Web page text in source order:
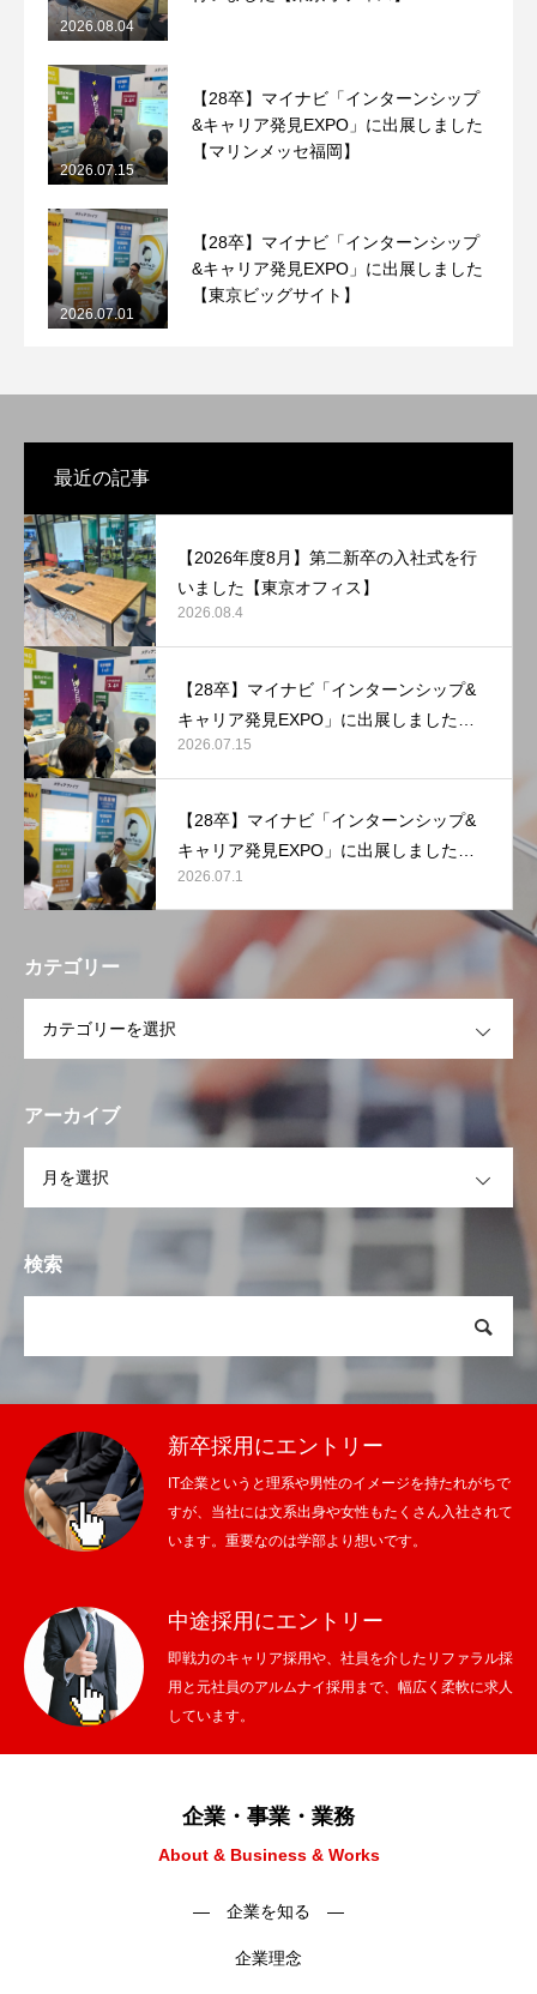
2026.08.04
【28卒】マイナビ「インターンシップ
&キャリア発見EXPO」に出展しました
【マリンメッセ福岡】
2026.07.15
【28卒】マイナビ「インターンシップ
&キャリア発見EXPO」に出展しました
【東京ビッグサイト】
2026.07.01
最近の記事
【2026年度8月】第二新卒の入社式を行
いました【東京オフィス】
2026.08.4
【28卒】マイナビ「インターンシップ&
キャリア発見EXPO」に出展しました
【マリンメッセ福岡】
2026.07.15
【28卒】マイナビ「インターンシップ&
キャリア発見EXPO」に出展しました
【東京ビッグサイト】
2026.07.1
カテゴリー
アーカイブ
検索
新卒採用にエントリー
IT企業というと理系や男性のイメージを持たれがちで
すが、当社には文系出身や女性もたくさん入社されて
います。重要なのは学部より想いです。
中途採用にエントリー
即戦力のキャリア採用や、社員を介したリファラル採
用と元社員のアルムナイ採用まで、幅広く柔軟に求人
しています。
企業・事業・業務
About & Business & Works
― 企業を知る ―
企業理念